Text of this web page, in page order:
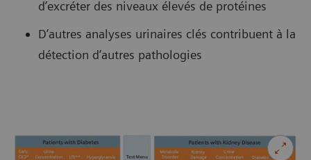
d’excréter des niveaux élevés de protéines
D’autres analyses urinaires clés contribuent à la
détection d’autres pathologies